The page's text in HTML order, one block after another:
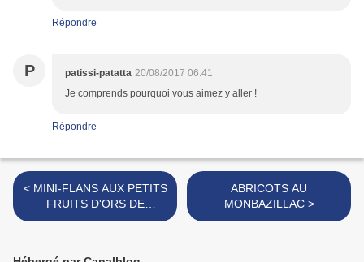
Répondre
P patissi-patatta 20/08/2017 06:41
Je comprends pourquoi vous aimez y aller !
Répondre
< MINI-FLANS AUX PETITS
FRUITS D'ORS DE
LORRAINE
ABRICOTS AU
MONBAZILLAC >